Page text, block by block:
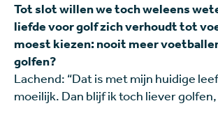
Tot slot willen we toch weleens
liefde voor golf zich verhoudt tot
moest kiezen: nooit meer
golfen?
Lachend: “Dat is met mijn huidige
moeilijk. Dan blijf ik toch liever golfen,